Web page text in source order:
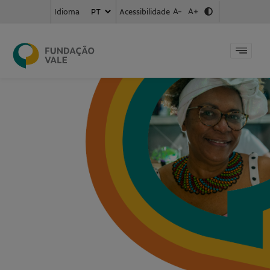
Idioma Acessibilidade A- A+